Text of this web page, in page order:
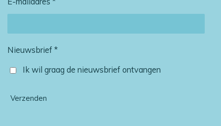
Nieuwsbrief *
Ik wil graag de nieuwsbrief ontvangen
Verzenden